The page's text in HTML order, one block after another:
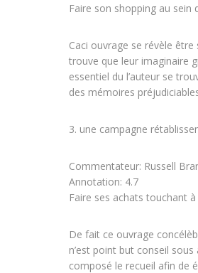
Faire son shopping au sein
Caci ouvrage se révèle
trouve que leur imaginaire
essentiel du l’auteur se
des mémoires
3. une campagne
Commentateur: Russell
Annotation: 4.7
Faire ses achats touchant
De fait ce ouvrage
n’est point but conseil
composé le recueil afin de